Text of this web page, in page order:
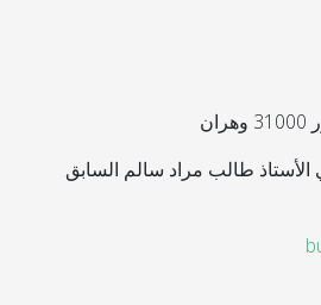
طالب مراد سالم السابق